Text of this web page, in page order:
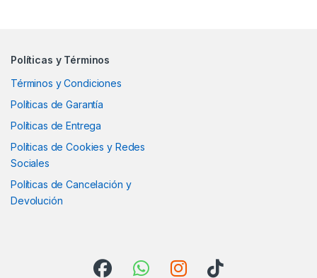
Políticas y Términos
Términos y Condiciones
Políticas de Garantía
Políticas de Entrega
Políticas de Cookies y Redes
Sociales
Políticas de Cancelación y
Devolución